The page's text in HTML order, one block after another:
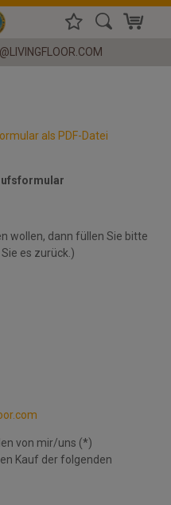
als PDF-Datei
wollen, dann füllen Sie bitte
es zurück.)
von mir/uns (*)
Kauf der folgenden